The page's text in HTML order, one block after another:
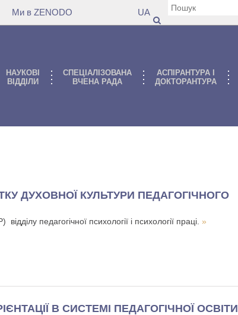
Ми в ZENODO UA
НАУКОВI
ВIДДIЛИ
СПЕЦІАЛІЗОВАНА
ВЧЕНА РАДА
АСПIРАНТУРА I
ДОКТОРАНТУРА
ДУХОВНОЇ КУЛЬТУРИ ПЕДАГОГІЧНОГО
педагогічної психології і психології праці. »
В СИСТЕМІ ПЕДАГОГІЧНОЇ ОСВІТИ